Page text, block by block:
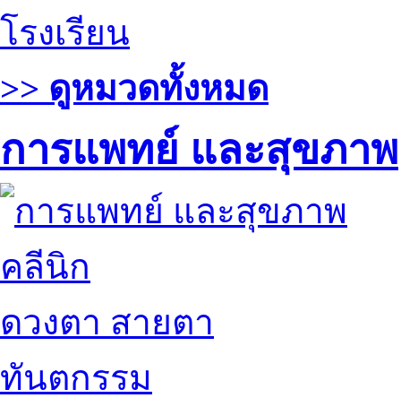
โรงเรียน
>> ดูหมวดทั้งหมด
การแพทย์ และสุขภาพ
คลีนิก
ดวงตา สายตา
ทันตกรรม